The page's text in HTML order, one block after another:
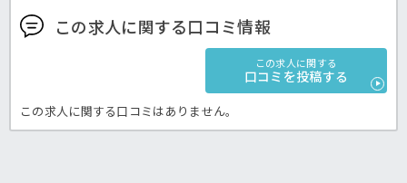
この求人に関する口コミ情報
この求人に関する
口コミを投稿する
この求人に関する口コミはありません。